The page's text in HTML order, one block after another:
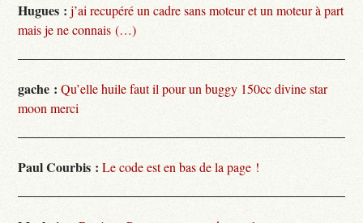
Hugues : j’ai recupéré un cadre sans moteur et un moteur à part
mais je ne connais (…)
gache : Qu’elle huile faut il pour un buggy 150cc divine star
moon merci
Paul Courbis : Le code est en bas de la page !